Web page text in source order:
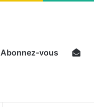
Abonnez-vous